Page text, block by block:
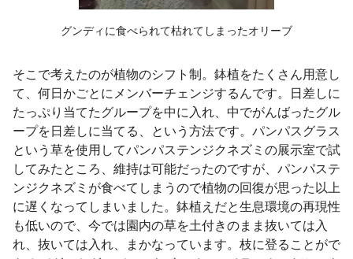
グンディに食べられて枯れてしまったオリーブ
そこで考えたのが植物のシフト制。鉢植をたくさん用意し
て、何日かごとにメンバーチェンジするんです。日差しに
たっぷり当てたグループを中に入れ、中でがんばったグル
ープを日差しに当てる、という方法です。パンパスグラス
という草を使用してパンパステンジクネズミの展示室で試
してみたところ、維持は可能だったのですが、パンパステ
ンジクネズミが食べてしまうので植物の回復が思った以上
に遅くなってしまいました。鉢植えだと生息環境の再現性
も低いので、今では園内の草を土付きのまま抜いては入
れ、抜いては入れ、まかなっています。枝に登ることがで